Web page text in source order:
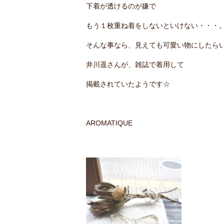
下着が透けるのが嫌で
もう１枚重ね着をしないといけない・・・
そんな事なら、見えても可愛い物にしたら
井川遥さんが、雑誌で着用して
掲載されていたようです☆
AROMATIQUE